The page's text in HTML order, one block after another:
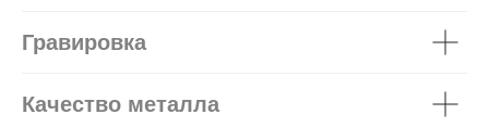
Гравировка
Качество металла